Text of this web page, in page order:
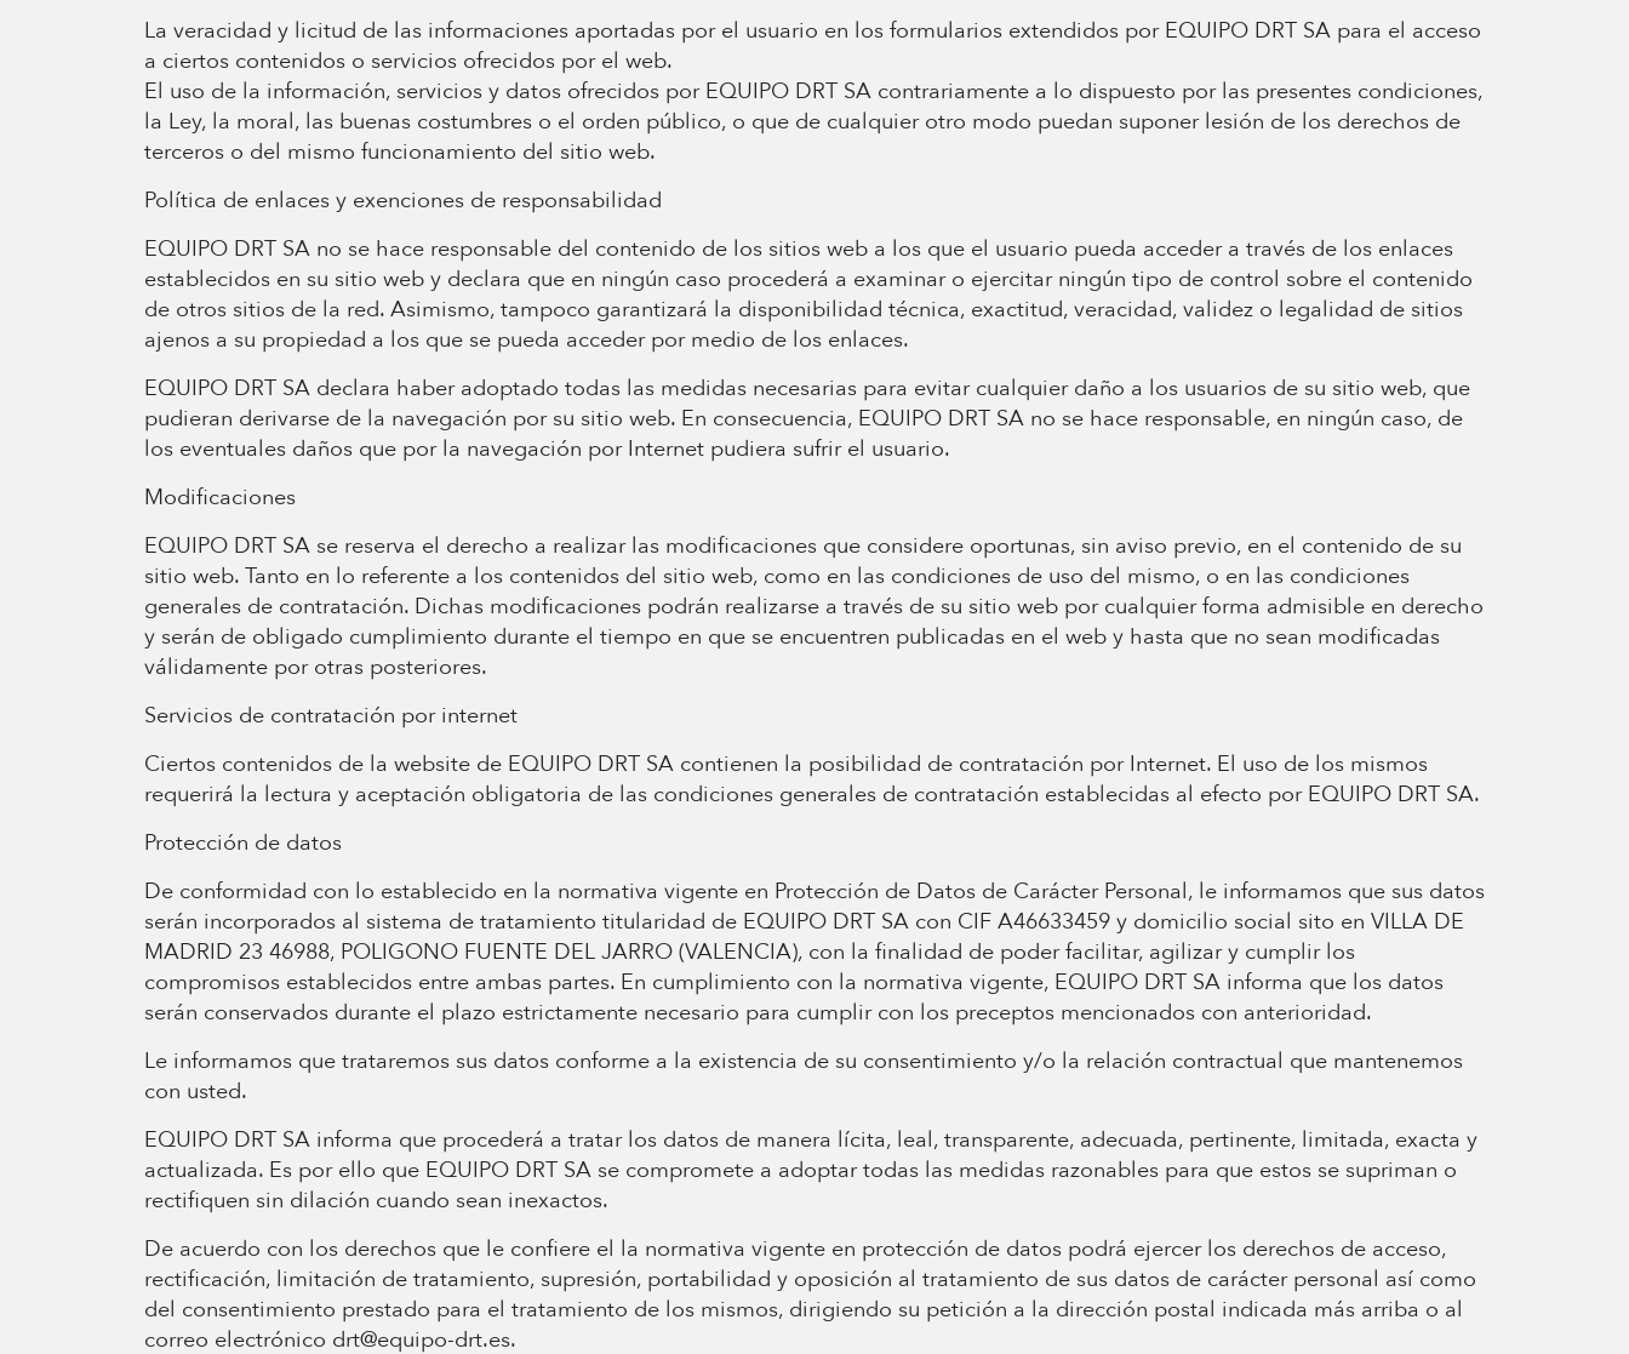
La veracidad y licitud de las informaciones aportadas por el usuario en los formularios extendidos por EQUIPO DRT SA para el acceso
a ciertos contenidos o servicios ofrecidos por el web.
El uso de la información, servicios y datos ofrecidos por EQUIPO DRT SA contrariamente a lo dispuesto por las presentes condiciones,
la Ley, la moral, las buenas costumbres o el orden público, o que de cualquier otro modo puedan suponer lesión de los derechos de
terceros o del mismo funcionamiento del sitio web.
Política de enlaces y exenciones de responsabilidad
EQUIPO DRT SA no se hace responsable del contenido de los sitios web a los que el usuario pueda acceder a través de los enlaces
establecidos en su sitio web y declara que en ningún caso procederá a examinar o ejercitar ningún tipo de control sobre el contenido
de otros sitios de la red. Asimismo, tampoco garantizará la disponibilidad técnica, exactitud, veracidad, validez o legalidad de sitios
ajenos a su propiedad a los que se pueda acceder por medio de los enlaces.
EQUIPO DRT SA declara haber adoptado todas las medidas necesarias para evitar cualquier daño a los usuarios de su sitio web, que
pudieran derivarse de la navegación por su sitio web. En consecuencia, EQUIPO DRT SA no se hace responsable, en ningún caso, de
los eventuales daños que por la navegación por Internet pudiera sufrir el usuario.
Modificaciones
EQUIPO DRT SA se reserva el derecho a realizar las modificaciones que considere oportunas, sin aviso previo, en el contenido de su
sitio web. Tanto en lo referente a los contenidos del sitio web, como en las condiciones de uso del mismo, o en las condiciones
generales de contratación. Dichas modificaciones podrán realizarse a través de su sitio web por cualquier forma admisible en derecho
y serán de obligado cumplimiento durante el tiempo en que se encuentren publicadas en el web y hasta que no sean modificadas
válidamente por otras posteriores.
Servicios de contratación por internet
Ciertos contenidos de la website de EQUIPO DRT SA contienen la posibilidad de contratación por Internet. El uso de los mismos
requerirá la lectura y aceptación obligatoria de las condiciones generales de contratación establecidas al efecto por EQUIPO DRT SA.
Protección de datos
De conformidad con lo establecido en la normativa vigente en Protección de Datos de Carácter Personal, le informamos que sus datos
serán incorporados al sistema de tratamiento titularidad de EQUIPO DRT SA con CIF A46633459 y domicilio social sito en VILLA DE
MADRID 23 46988, POLIGONO FUENTE DEL JARRO (VALENCIA), con la finalidad de poder facilitar, agilizar y cumplir los
compromisos establecidos entre ambas partes. En cumplimiento con la normativa vigente, EQUIPO DRT SA informa que los datos
serán conservados durante el plazo estrictamente necesario para cumplir con los preceptos mencionados con anterioridad.
Le informamos que trataremos sus datos conforme a la existencia de su consentimiento y/o la relación contractual que mantenemos
con usted.
EQUIPO DRT SA informa que procederá a tratar los datos de manera lícita, leal, transparente, adecuada, pertinente, limitada, exacta y
actualizada. Es por ello que EQUIPO DRT SA se compromete a adoptar todas las medidas razonables para que estos se supriman o
rectifiquen sin dilación cuando sean inexactos.
De acuerdo con los derechos que le confiere el la normativa vigente en protección de datos podrá ejercer los derechos de acceso,
rectificación, limitación de tratamiento, supresión, portabilidad y oposición al tratamiento de sus datos de carácter personal así como
del consentimiento prestado para el tratamiento de los mismos, dirigiendo su petición a la dirección postal indicada más arriba o al
correo electrónico drt@equipo-drt.es.